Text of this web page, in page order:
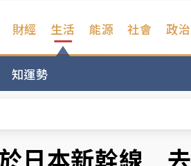
財經 生活
知運勢
能源 社會 政治
磨」
日本新幹線 去